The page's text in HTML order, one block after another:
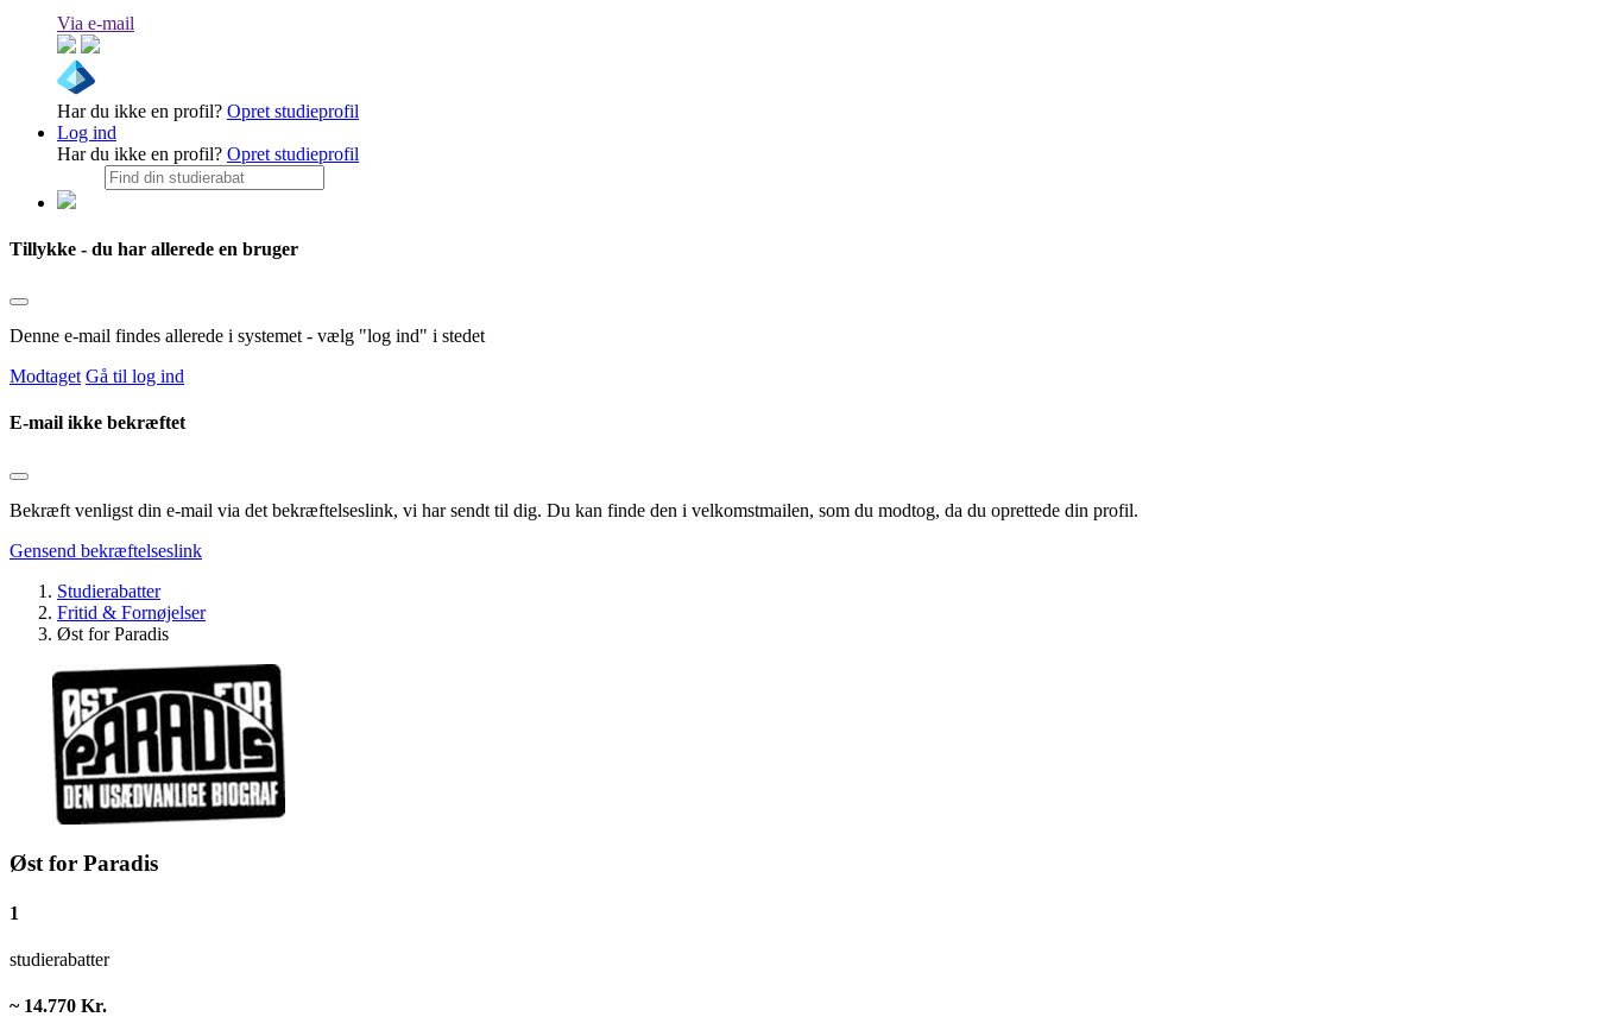
Via e-mail
Har du ikke en profil? Opret studieprofil
Log ind
Har du ikke en profil? Opret studieprofil
Tillykke - du har allerede en bruger
Denne e-mail findes allerede i systemet - vælg "log ind" i stedet
Modtaget Gå til log ind
E-mail ikke bekræftet
Bekræft venligst din e-mail via det bekræftelseslink, vi har sendt til dig. Du kan finde den i velkomstmailen, som du modtog, da du oprettede din profil.
Gensend bekræftelseslink
Studierabatter
Fritid & Fornøjelser
Øst for Paradis
Øst for Paradis
1
studierabatter
~ 14.770 Kr.